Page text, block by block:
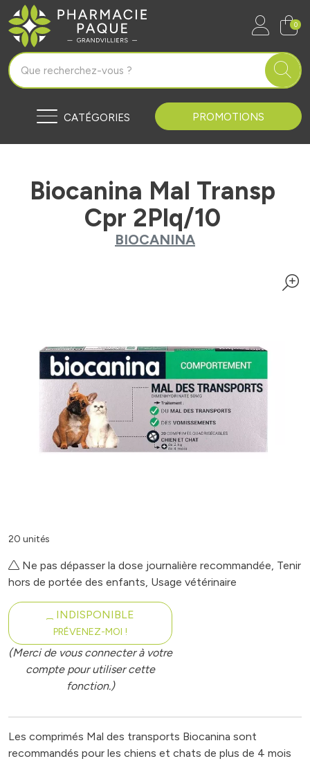
Pharmacie Paque Grandvilliers
0
CATÉGORIES PROMOTIONS
Biocanina Mal Transp
Cpr 2Plq/10
BIOCANINA
20 unités
Ne pas dépasser la dose journalière recommandée, Tenir
hors de portée des enfants, Usage vétérinaire
INDISPONIBLE
PRÉVENEZ-MOI !
(Merci de vous connecter à votre
compte pour utiliser cette
fonction.)
Les comprimés Mal des transports Biocanina sont
recommandés pour les chiens et chats de plus de 4 mois